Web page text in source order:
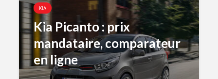
KIA
Kia Picanto : prix
mandataire, comparateur
en ligne